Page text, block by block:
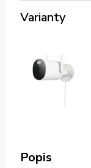
Varianty
Popis